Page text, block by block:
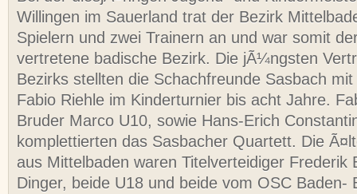
Willingen im Sauerland trat der Bezirk
Spielern und zwei Trainern an und war somit
vertretene badische Bezirk. Die jÃ¼ngsten
Bezirks stellten die Schachfreunde Sasbach
Fabio Riehle im Kinderturnier bis acht Jahre.
Bruder Marco U10, sowie Hans-Erich
komplettierten das Sasbacher Quartett. Die
aus Mittelbaden waren Titelverteidiger Frederik
Dinger, beide U18 und beide vom OSC Baden-